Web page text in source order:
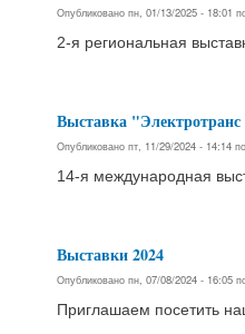
Опубликовано пн, 01/13/2025 - 18:01
2-я региональная
Выставка
Опубликовано пт, 11/29/2024 - 14:14
14-я международная
Выставки 2024
Опубликовано пн, 07/08/2024 - 16:05
Приглашаем посетить